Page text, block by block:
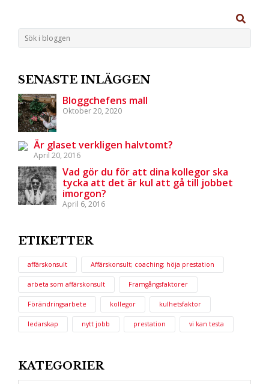
SENASTE INLÄGGEN
Bloggchefens mall
Oktober 20, 2020
Är glaset verkligen halvtomt?
April 20, 2016
Vad gör du för att dina kollegor ska
tycka att det är kul att gå till jobbet
imorgon?
April 6, 2016
ETIKETTER
affärskonsult Affärskonsult; coaching; höja prestation
arbeta som affärskonsult Framgångsfaktorer
Förändringsarbete kollegor kulhetsfaktor
ledarskap nytt jobb prestation vi kan testa
KATEGORIER